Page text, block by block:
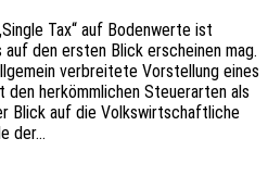
Tax“ auf Boden­wer­te ist
den ersten Blick erschei­nen mag.
verbrei­te­te Vorstel­lung eines
den herkömm­li­chen Steu­er­ar­ten als
Blick auf die Volks­wirt­schaft­li­che
der…